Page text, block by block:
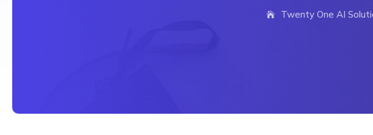
Twenty One AI